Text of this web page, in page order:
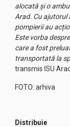
alocată și o
Arad. Cu ajutorul
pompierii au
Este vorba
care a fost
transportată la
transmis ISU Arad.
FOTO: arhiva
Distribuie